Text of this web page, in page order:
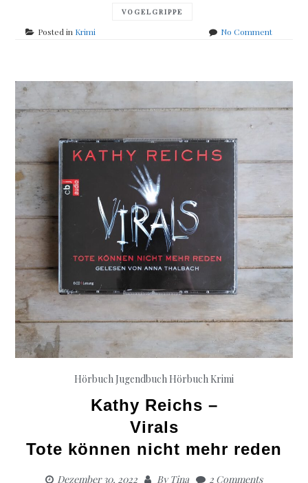
VOGELGRIPPE
Posted in Krimi No Commenton
Das
der
Vögel
Hörbuch Jugendbuch Hörbuch Krimi
Kathy Reichs –
Virals
Tote können nicht mehr reden
Dezember 30, 2022 ByTina 2 Comments